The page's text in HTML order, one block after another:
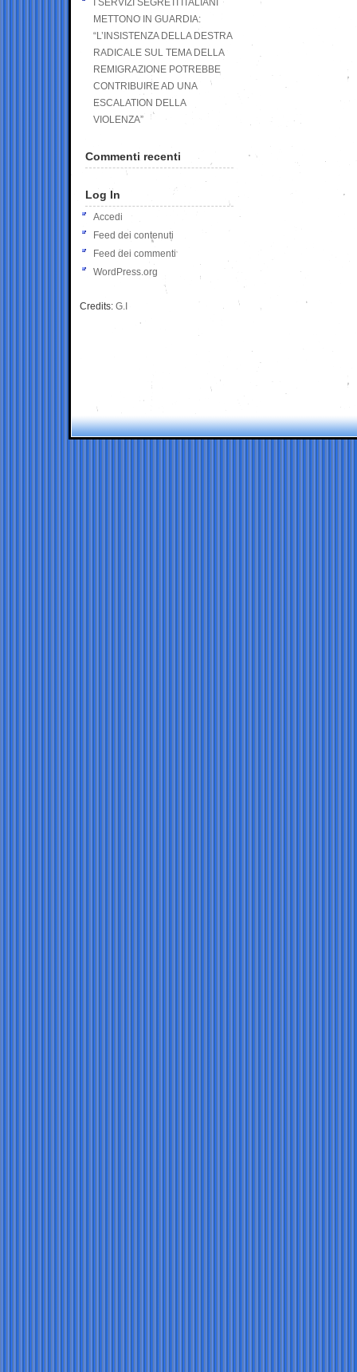
I SERVIZI SEGRETI ITALIANI
METTONO IN GUARDIA:
“L’INSISTENZA DELLA DESTRA
RADICALE SUL TEMA DELLA
REMIGRAZIONE POTREBBE
CONTRIBUIRE AD UNA
ESCALATION DELLA
VIOLENZA”
Commenti recenti
Log In
Accedi
Feed dei contenuti
Feed dei commenti
WordPress.org
Credits: G.I